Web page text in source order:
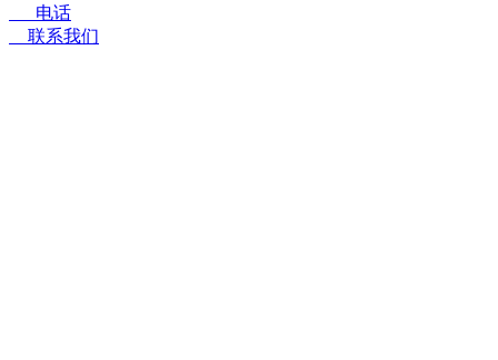
电话
联系我们